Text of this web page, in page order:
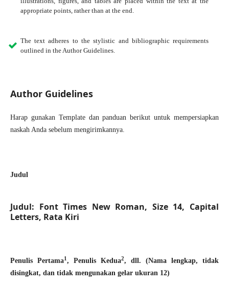
appropriate points, rather than at the end.
The text adheres to the stylistic and bibliographic requirements
outlined in the Author Guidelines.
Author Guidelines
Harap gunakan Templatedan panduan berikut untuk mempersiapkan
naskah Anda sebelum mengirimkannya.
Judul
Judul: Font Times New Roman, Size 14, Capital
Letters, Rata Kiri
Penulis Pertama1 , Penulis Kedua2,dll. (Nama lengkap, tidak
disingkat, dan tidak mengunakan gelar ukuran 12)